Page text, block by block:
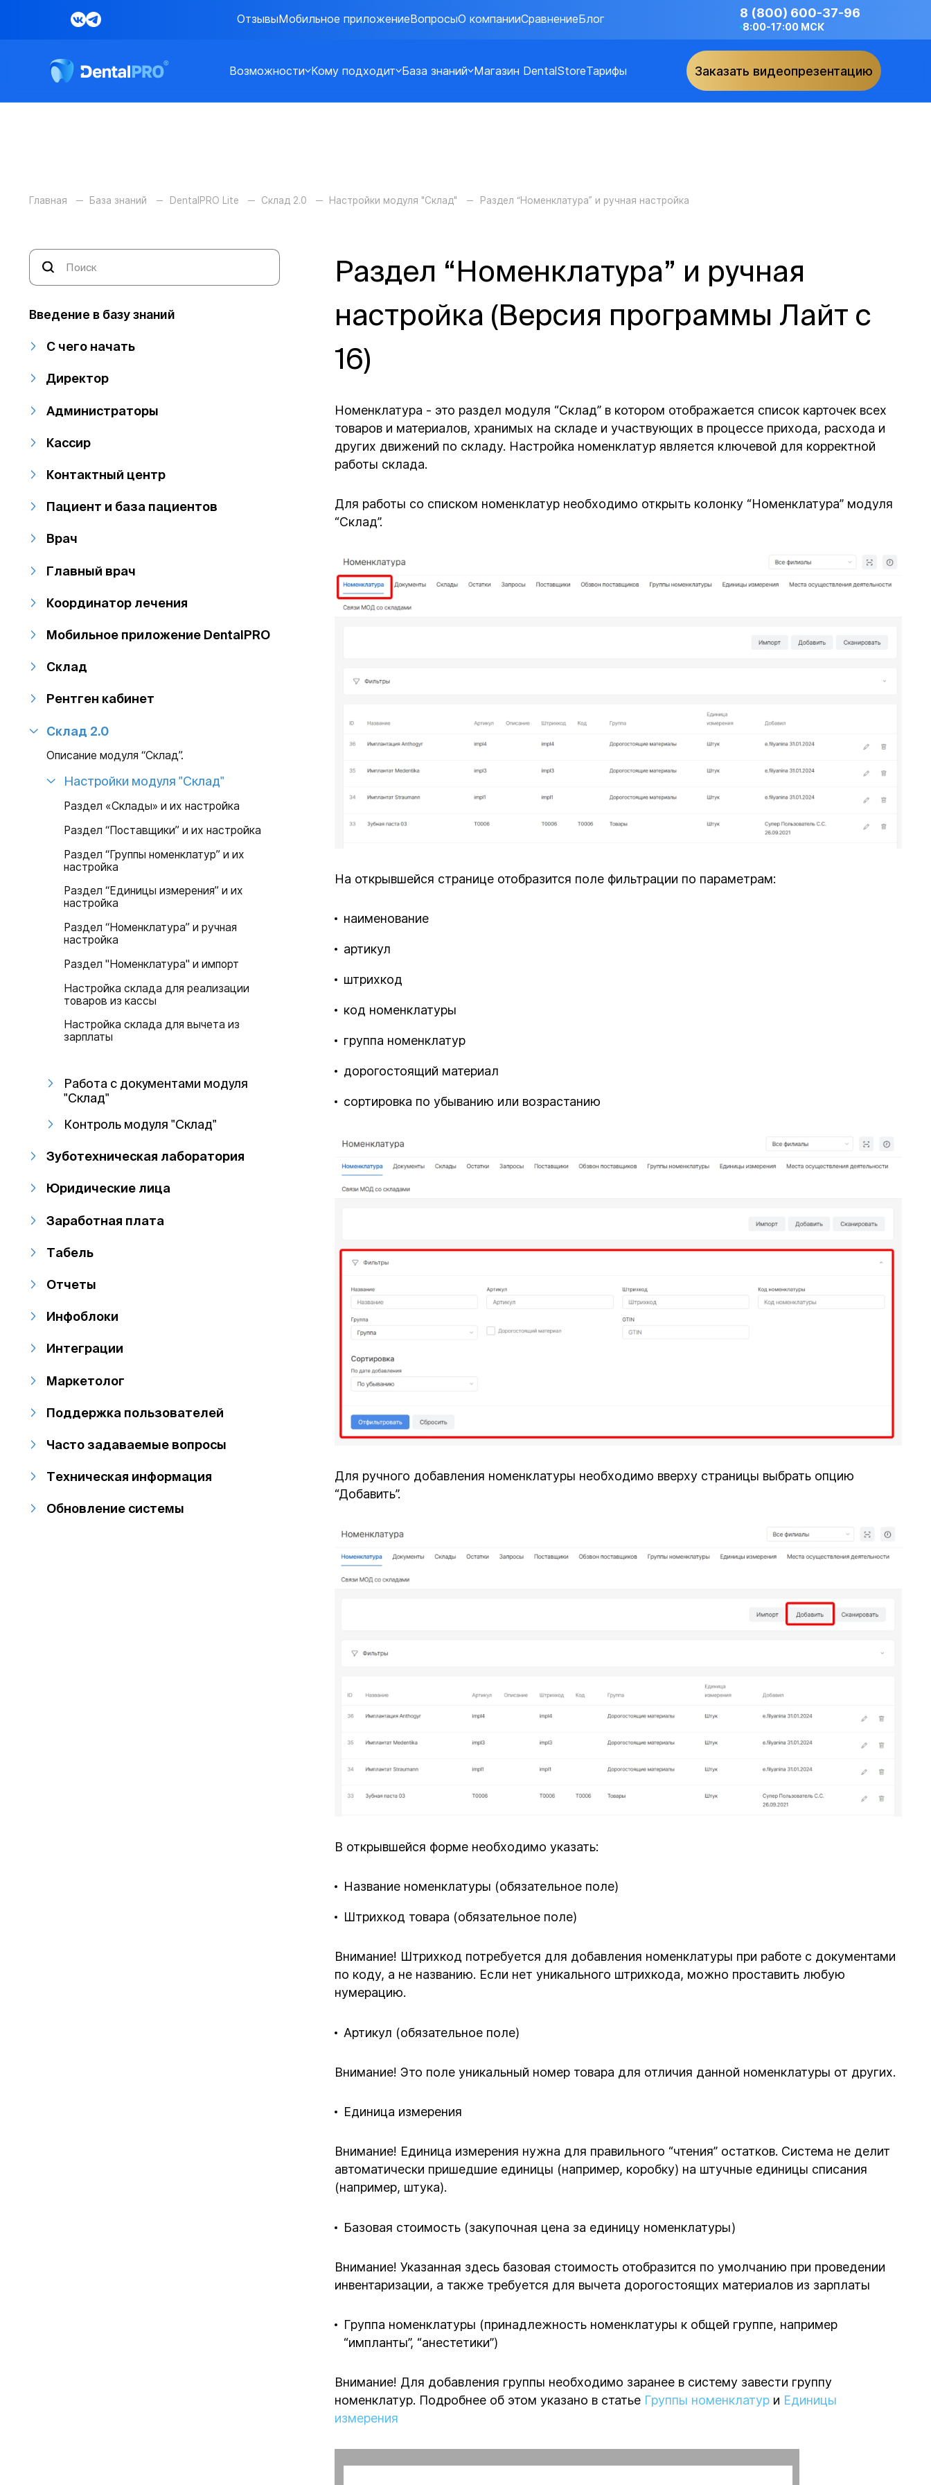
ОтзывыМобильное приложениеВопросыО компанииСравнениеБлог 8 (800) 600-37-96
8:00-17:00 МСК
Возможности Кому подходит База знаний Магазин DentalStoreТарифы Заказать видеопрезентацию
Главная База знаний DentalPRO Lite Склад 2.0 Настройки модуля "Склад" Раздел “Номенклатура” и ручная настройка
Введение в базу знаний
С чего начать
Директор
Администраторы
Кассир
Контактный центр
Пациент и база пациентов
Врач
Главный врач
Координатор лечения
Мобильное приложение DentalPRO
Склад
Рентген кабинет
Склад 2.0
Описание модуля “Склад”.
Настройки модуля "Склад"
Раздел «Склады» и их настройка
Раздел “Поставщики” и их настройка
Раздел “Группы номенклатур” и их
настройка
Раздел “Единицы измерения” и их
настройка
Раздел “Номенклатура” и ручная
настройка
Раздел "Номенклатура" и импорт
Настройка склада для реализации
товаров из кассы
Настройка склада для вычета из
зарплаты
Работа с документами модуля
"Склад"
Контроль модуля "Склад"
Зуботехническая лаборатория
Юридические лица
Заработная плата
Табель
Отчеты
Инфоблоки
Интеграции
Маркетолог
Поддержка пользователей
Часто задаваемые вопросы
Техническая информация
Обновление системы
Раздел “Номенклатура” и ручная
настройка (Версия программы Лайт с
16)
Номенклатура - это раздел модуля “Склад” в котором отображается список карточек всех
товаров и материалов, хранимых на складе и участвующих в процессе прихода, расхода и
других движений по складу. Настройка номенклатур является ключевой для корректной
работы склада.
Для работы со списком номенклатур необходимо открыть колонку “Номенклатура” модуля
“Склад”.
На открывшейся странице отобразится поле фильтрации по параметрам:
наименование
артикул
штрихкод
код номенклатуры
группа номенклатур
дорогостоящий материал
сортировка по убыванию или возрастанию
Для ручного добавления номенклатуры необходимо вверху страницы выбрать опцию
“Добавить”.
В открывшейся форме необходимо указать:
Название номенклатуры (обязательное поле)
Штрихкод товара (обязательное поле)
Внимание! Штрихкод потребуется для добавления номенклатуры при работе с документами
по коду, а не названию. Если нет уникального штрихкода, можно проставить любую
нумерацию.
Артикул (обязательное поле)
Внимание! Это поле уникальный номер товара для отличия данной номенклатуры от других.
Единица измерения
Внимание! Единица измерения нужна для правильного “чтения” остатков. Система не делит
автоматически пришедшие единицы (например, коробку) на штучные единицы списания
(например, штука).
Базовая стоимость (закупочная цена за единицу номенклатуры)
Внимание! Указанная здесь базовая стоимость отобразится по умолчанию при проведении
инвентаризации, а также требуется для вычета дорогостоящих материалов из зарплаты
Группа номенклатуры (принадлежность номенклатуры к общей группе, например
“импланты”, “анестетики”)
Внимание! Для добавления группы необходимо заранее в систему завести группу
номенклатур. Подробнее об этом указано в статье Группы номенклатур и Единицы
измерения